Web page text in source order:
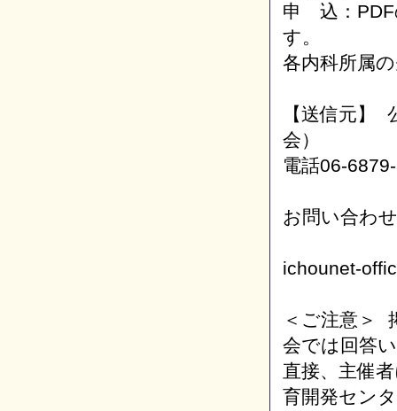
申 込：PDF
す。
各内科所属
【送信元】
会）
電話06-
お問い合わ
ichounet-
＜ご注意＞
会では回答
直接、主催
育開発セン